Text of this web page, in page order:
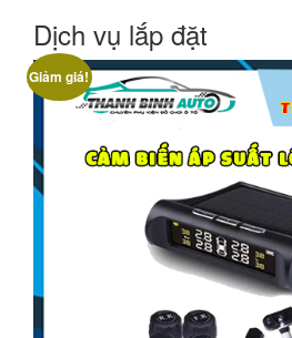
Dịch vụ lắp đặt
Giảm giá!